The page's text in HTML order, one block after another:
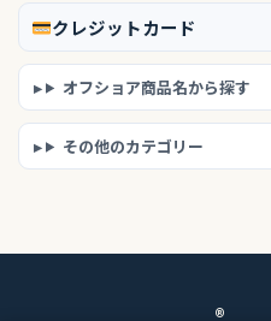
クレジットカード
オフショア商品名から探す
その他のカテゴリー